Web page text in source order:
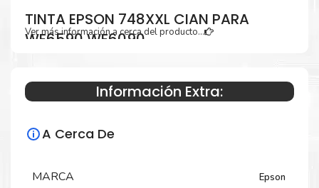
TINTA EPSON 748XXL CIAN PARA
WF6590 WF6090
Especificaciones Técnicas
Para impresoras:
Pro WF-6090 WF-6590
Ver más información a cerca del producto...
Información Extra:
A Cerca De
MARCA Epson